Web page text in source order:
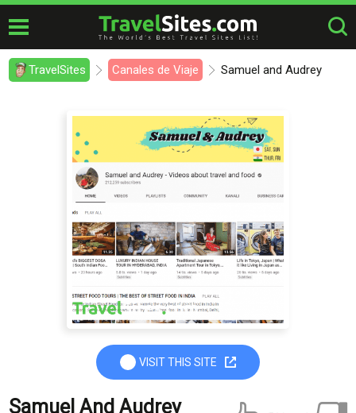
TravelSites Canales de Viaje Samuel and Audrey
VISIT THIS SITE
Samuel And Audrey